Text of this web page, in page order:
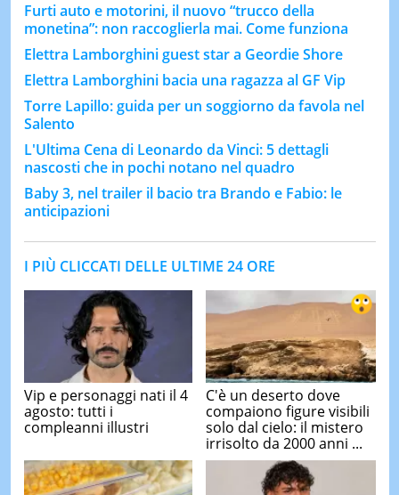
Furti auto e motorini, il nuovo “trucco della
monetina”: non raccoglierla mai. Come funziona
Elettra Lamborghini guest star a Geordie Shore
Elettra Lamborghini bacia una ragazza al GF Vip
Torre Lapillo: guida per un soggiorno da favola nel
Salento
L'Ultima Cena di Leonardo da Vinci: 5 dettagli
nascosti che in pochi notano nel quadro
Baby 3, nel trailer il bacio tra Brando e Fabio: le
anticipazioni
I PIÙ CLICCATI DELLE ULTIME 24 ORE
Vip e personaggi nati il 4
agosto: tutti i
compleanni illustri
C'è un deserto dove
compaiono figure visibili
solo dal cielo: il mistero
irrisolto da 2000 anni ...